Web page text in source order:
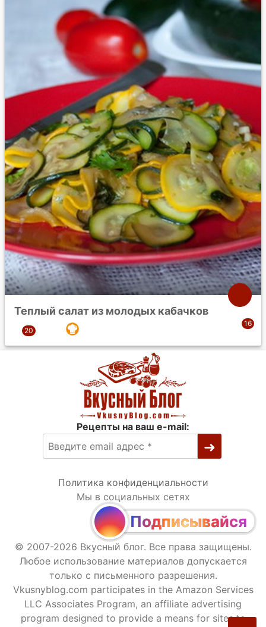
Теплый салат из молодых кабачков
Рецепты на ваш e-mail:
Политика конфиденциальности
Мы в социальных сетях
Подписывайся
© 2007-2026 Вкусный блог. Все права защищены.
Любое использование материалов допускается
только с письменного разрешения.
Vkusnyblog.com participates in the Amazon Services
LLC Associates Program, an affiliate advertising
program designed to provide a means for sites to